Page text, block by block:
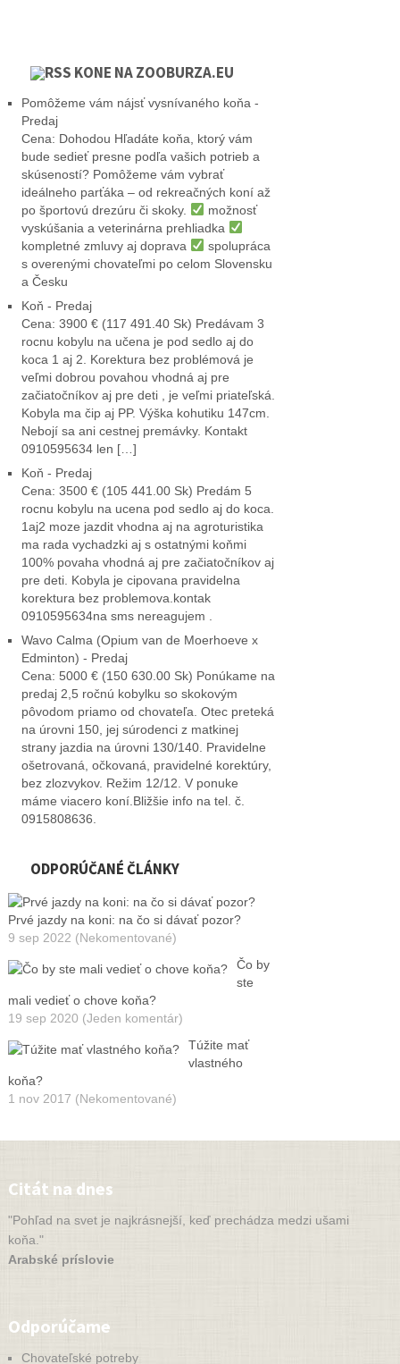
KONE NA ZOOBURZA.EU
Pomôžeme vám nájsť vysnívaného koňa -
Predaj
Cena: Dohodou Hľadáte koňa, ktorý vám
bude sedieť presne podľa vašich potrieb a
skúseností? Pomôžeme vám vybrať
ideálneho parťáka – od rekreačných koní až
po športovú drezúru či skoky.
možnosť
vyskúšania a veterinárna prehliadka
kompletné zmluvy aj doprava
spolupráca
s overenými chovateľmi po celom Slovensku
a Česku
Koň - Predaj
Cena: 3900 € (117 491.40 Sk) Predávam 3
rocnu kobylu na učena je pod sedlo aj do
koca 1 aj 2. Korektura bez problémová je
veľmi dobrou povahou vhodná aj pre
začiatočníkov aj pre deti , je veľmi priateľská.
Kobyla ma čip aj PP. Výška kohutiku 147cm.
Nebojí sa ani cestnej premávky. Kontakt
0910595634 len […]
Koň - Predaj
Cena: 3500 € (105 441.00 Sk) Predám 5
rocnu kobylu na ucena pod sedlo aj do koca.
1aj2 moze jazdit vhodna aj na agroturistika
ma rada vychadzki aj s ostatnými koňmi
100% povaha vhodná aj pre začiatočníkov aj
pre deti. Kobyla je cipovana pravidelna
korektura bez problemova.kontak
0910595634na sms nereagujem .
Wavo Calma (Opium van de Moerhoeve x
Edminton) - Predaj
Cena: 5000 € (150 630.00 Sk) Ponúkame na
predaj 2,5 ročnú kobylku so skokovým
pôvodom priamo od chovateľa. Otec preteká
na úrovni 150, jej súrodenci z matkinej
strany jazdia na úrovni 130/140. Pravidelne
ošetrovaná, očkovaná, pravidelné korektúry,
bez zlozvykov. Režim 12/12. V ponuke
máme viacero koní.Bližšie info na tel. č.
0915808636.
ODPORÚČANÉ ČLÁNKY
Prvé jazdy na koni: na čo si dávať pozor?
9 sep 2022 (Nekomentované)
Čo by
ste
mali vedieť o chove koňa?
19 sep 2020 (Jeden komentár)
Túžite mať
vlastného
koňa?
1 nov 2017 (Nekomentované)
Citát na dnes
"Pohľad na svet je najkrásnejší, keď prechádza medzi ušami
koňa."
Arabské príslovie
Odporúčame
Chovateľské potreby